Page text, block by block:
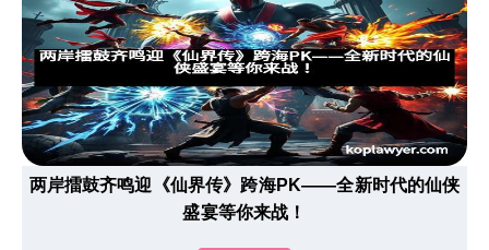
两岸擂鼓齐鸣迎《仙界传》跨海PK——全新时代的仙侠
盛宴等你来战！